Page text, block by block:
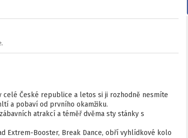
České republice a letos si ji rozhodně nesmíte
a pobaví od prvního okamžiku.
atrakcí a téměř dvěma sty stánky s
Extrem-Booster, Break Dance, obří vyhlídkové kolo